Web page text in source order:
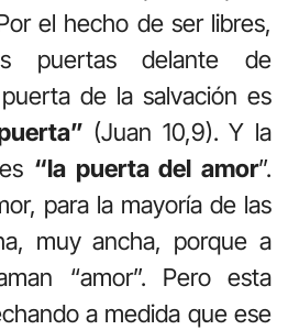
el hecho de ser libres,
puertas delante de
de la salvación es
(Juan 10,9). Y la
“la puerta del amor”.
para la mayoría de las
muy ancha, porque a
“amor”. Pero esta
a medida que ese